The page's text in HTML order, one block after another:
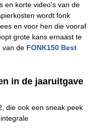
en korte video's van de
wordt fonk
en voor hen die vooraf
grote kans ernaast te
van de FONK150 Best
in de jaaruitgave
die ook een sneak peek